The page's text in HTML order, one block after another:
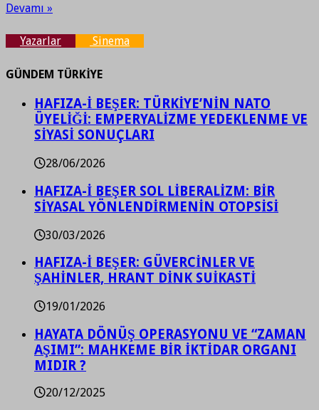
Devamı »
Yazarlar Sinema
GÜNDEM TÜRKİYE
HAFIZA-İ BEŞER: TÜRKİYE’NİN NATO
ÜYELİĞİ: EMPERYALİZME YEDEKLENME VE
SİYASİ SONUÇLARI
28/06/2026
HAFIZA-İ BEŞER SOL LİBERALİZM: BİR
SİYASAL YÖNLENDİRMENİN OTOPSİSİ
30/03/2026
HAFIZA-İ BEŞER: GÜVERCİNLER VE
ŞAHİNLER, HRANT DİNK SUİKASTİ
19/01/2026
HAYATA DÖNÜŞ OPERASYONU VE “ZAMAN
AŞIMI”: MAHKEME BİR İKTİDAR ORGANI
MIDIR ?
20/12/2025